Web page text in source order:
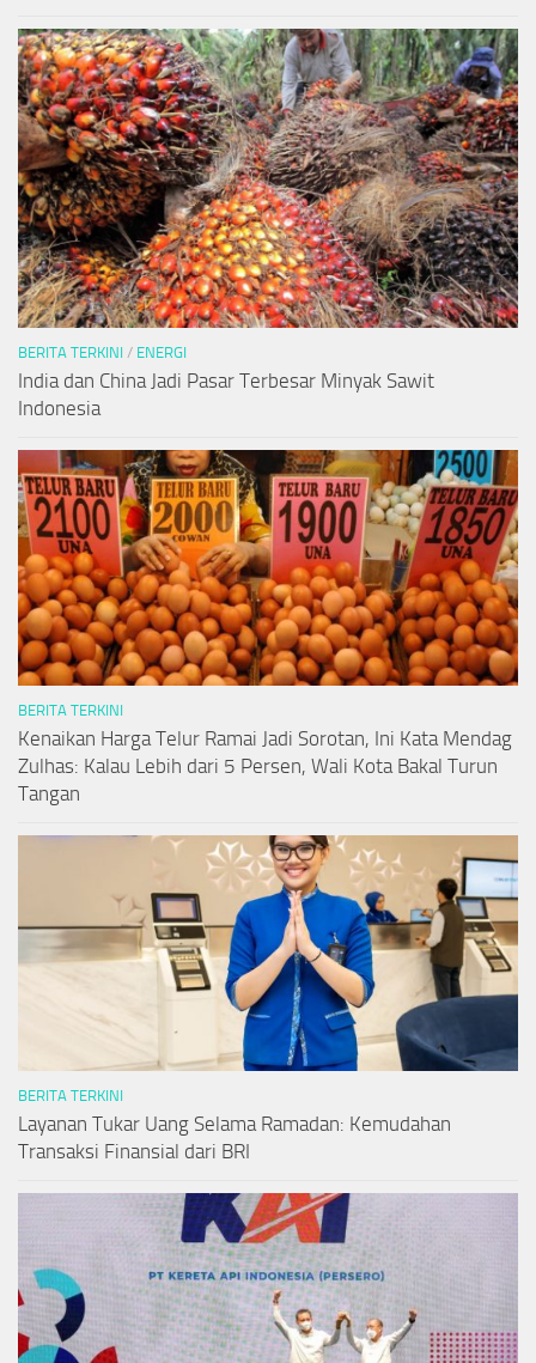
BERITA TERKINI / ENERGI
India dan China Jadi Pasar Terbesar Minyak Sawit
Indonesia
BERITA TERKINI
Kenaikan Harga Telur Ramai Jadi Sorotan, Ini Kata Mendag
Zulhas: Kalau Lebih dari 5 Persen, Wali Kota Bakal Turun
Tangan
BERITA TERKINI
Layanan Tukar Uang Selama Ramadan: Kemudahan
Transaksi Finansial dari BRI